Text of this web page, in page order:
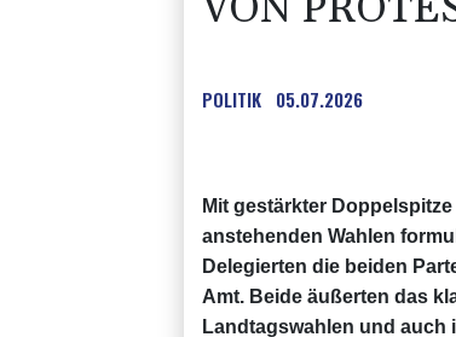
POLITIK 05.07.2026
Mit gestärkter
anstehenden Wahlen
Delegierten die beiden
Amt. Beide äußerten das
Landtagswahlen und auch